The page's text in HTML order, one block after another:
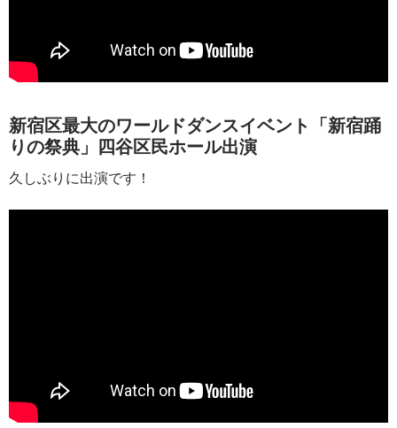
新宿区最大のワールドダンスイベント「新宿踊
りの祭典」四谷区民ホール出演
久しぶりに出演です！